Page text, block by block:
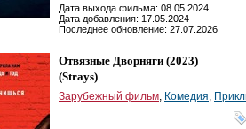
Дата выхода фильма: 08.05.2024
Дата добавления: 17.05.2024
Последнее обновление: 27.07.2026
Отвязные Дворняги (2023)
(Strays)
Зарубежный фильм, Комедия,